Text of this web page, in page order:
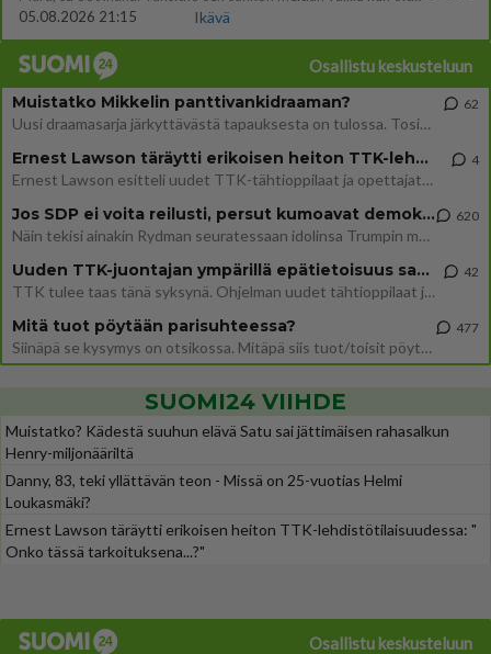
05.08.2026 21:15
Ikävä
Osallistu keskusteluun
Muistatko Mikkelin panttivankidraaman?
Uusi draamasarja järkyttävästä tapauksesta on tulossa. Tositapahtumiin perustuva sarja ammentaa vuoden 1986 Mikkelin pan
62
Ernest Lawson täräytti erikoisen heiton TTK-lehdistötilaisuudessa: " Onko tässä tarkoituksena...?"
Ernest Lawson esitteli uudet TTK-tähtioppilaat ja opettajat torstaina 6.8. lehdistölle. Tulevalla kaudella on yksi hausk
4
Jos SDP ei voita reilusti, persut kumoavat demokratian Suomesta
Näin tekisi ainakin Rydman seuratessaan idolinsa Trumpin mallia https://www.is.fi/politiikka/art-2000012187244.html
620
Uuden TTK-juontajan ympärillä epätietoisuus sakenee - Nyt MTV hämmentää soppaa
TTK tulee taas tänä syksynä. Ohjelman uudet tähtioppilaat julkistetaan torstaina 6. elokuuta klo 14 alkavassa lehdistö
42
Mitä tuot pöytään parisuhteessa?
Siinäpä se kysymys on otsikossa. Mitäpä siis tuot/toisit pöytään parisuhteessa? Oletko mies vai nainen? Koetko sen mitä
477
SUOMI24 VIIHDE
Muistatko? Kädestä suuhun elävä Satu sai jättimäisen rahasalkun
Henry-miljonääriltä
Danny, 83, teki yllättävän teon - Missä on 25-vuotias Helmi
Loukasmäki?
Ernest Lawson täräytti erikoisen heiton TTK-lehdistötilaisuudessa: "
Onko tässä tarkoituksena...?"
Osallistu keskusteluun